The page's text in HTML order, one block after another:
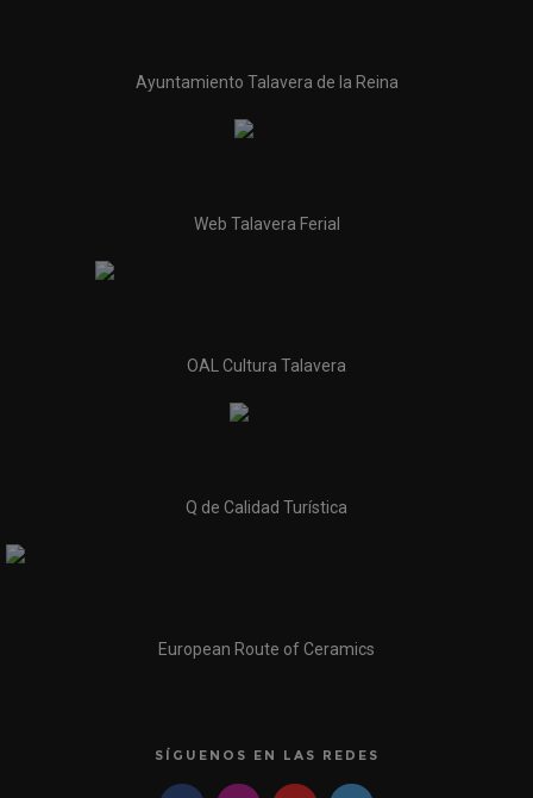
Ayuntamiento Talavera de la Reina
Web Talavera Ferial
OAL Cultura Talavera
Q de Calidad Turística
European Route of Ceramics
SÍGUENOS EN LAS REDES